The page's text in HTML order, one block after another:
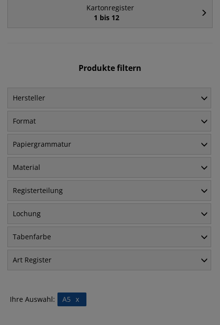
Kartonregister
1 bis 12
Produkte filtern
Hersteller
Format
Papiergrammatur
Material
Registerteilung
Lochung
Tabenfarbe
Art Register
Ihre Auswahl: x
A5